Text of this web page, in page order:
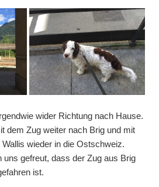
wider Richtung nach Hause.
dem Zug weiter nach Brig und mit
wieder in die Ostschweiz.
uns gefreut, dass der Zug aus Brig
ist.